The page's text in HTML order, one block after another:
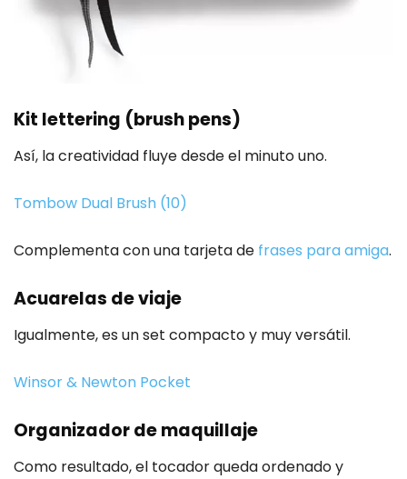
Kit lettering (brush pens)
Así, la creatividad fluye desde el minuto uno.
Tombow Dual Brush (10)
Complementa con una tarjeta de frases para amiga.
Acuarelas de viaje
Igualmente, es un set compacto y muy versátil.
Winsor & Newton Pocket
Organizador de maquillaje
Como resultado, el tocador queda ordenado y